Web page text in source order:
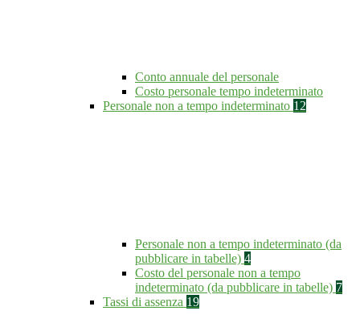
Conto annuale del personale
Costo personale tempo indeterminato
Personale non a tempo indeterminato 12
Personale non a tempo indeterminato (da
pubblicare in tabelle) 4
Costo del personale non a tempo
indeterminato (da pubblicare in tabelle) 7
Tassi di assenza 19